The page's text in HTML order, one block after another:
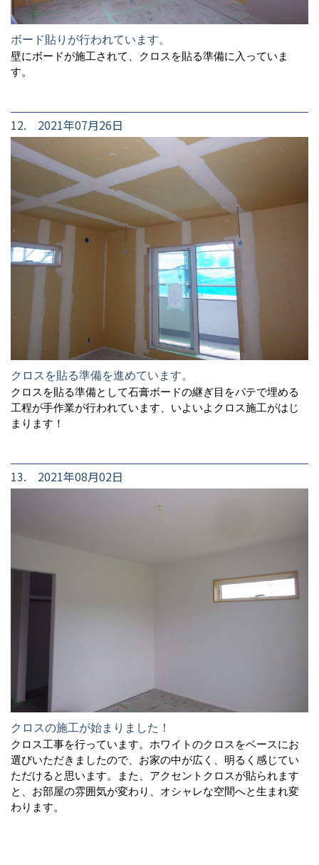
ボード貼りが行われています。
壁にボードが施工されて、クロスを貼る準備に入っていま
す。
12. 2021年07月26日
クロスを貼る準備を進めています。
クロスを貼る準備として石膏ボードの継ぎ目をパテで埋める
工程が手作業が行われています、いよいよクロス施工がはじ
まります！
13. 2021年08月02日
クロスの施工が始まりました！
クロス工事を行っています。ホワイトのクロスをベースにお
選びいただきましたので、お家の中が広く、明るく感じてい
ただけると思います。また、アクセントクロスが貼られます
と、お部屋の雰囲気が変わり、オシャレな空間へと生まれ変
わります。